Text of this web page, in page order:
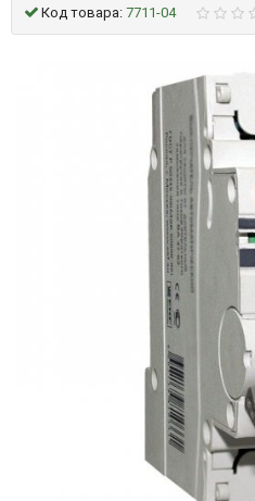
Код товара: 7711-04